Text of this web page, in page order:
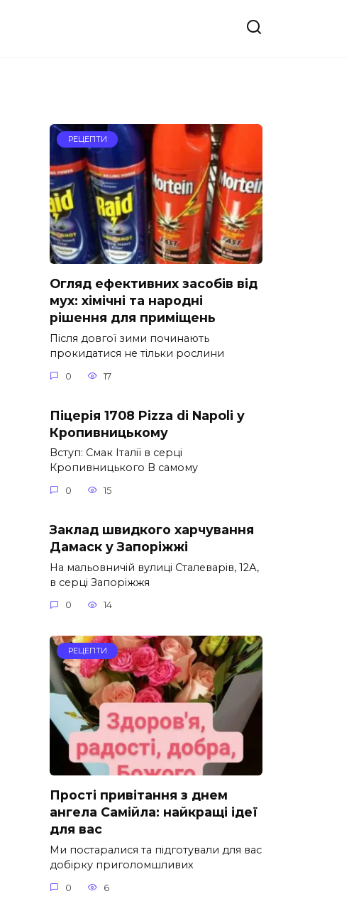
РЕЦЕПТИ
Огляд ефективних засобів від
мух: хімічні та народні
рішення для приміщень
Після довгої зими починають
прокидатися не тільки рослини
0 17
Піцерія 1708 Pizza di Napoli у
Кропивницькому
Вступ: Смак Італії в серці
Кропивницького В самому
0 15
Заклад швидкого харчування
Дамаск у Запоріжжі
На мальовничій вулиці Сталеварів, 12А,
в серці Запоріжжя
0 14
РЕЦЕПТИ
Прості привітання з днем
ангела Самійла: найкращі ідеї
для вас
Ми постаралися та підготували для вас
добірку приголомшливих
0 6